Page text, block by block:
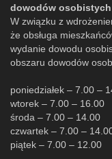
dowodów osobistych
W związku z
że obsługa
wydanie dowodu
obszaru dowodów
poniedziałek – 7.00 –
wtorek – 7.00 – 16.00
środa – 7.00 – 14.00
czwartek – 7.00 –
piątek – 7.00 – 12.00